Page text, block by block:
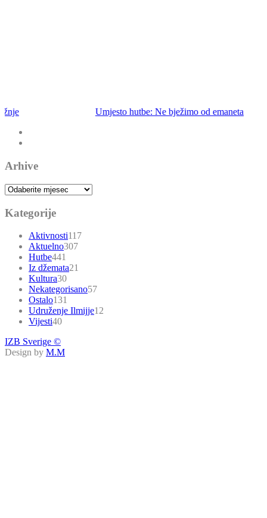
Umjesto hutbe: Ne bježimo od emaneta
Arhive
Arhive
Kategorije
Aktivnosti117
Aktuelno307
Hutbe441
Iz džemata21
Kultura30
Nekategorisano57
Ostalo131
Udruženje Ilmijje12
Vijesti40
IZB Sverige ©
Design by M.M